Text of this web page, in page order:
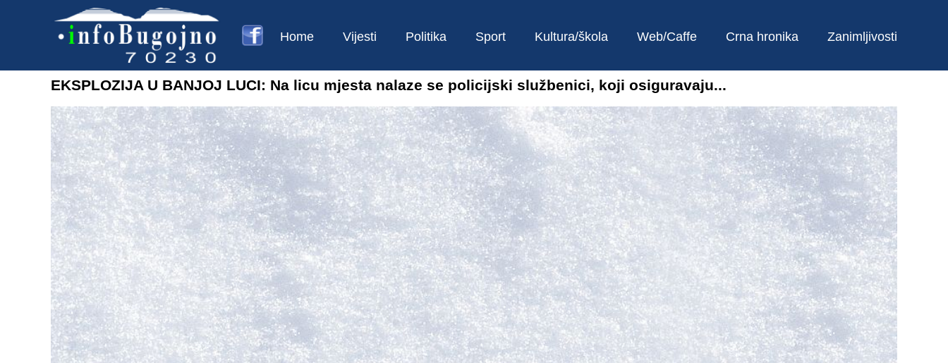
Home Vijesti Politika Sport Kultura/škola Web/Caffe Crna hronika Zanimljivosti
EKSPLOZIJA U BANJOJ LUCI: Na licu mjesta nalaze se policijski službenici, koji osiguravaju...